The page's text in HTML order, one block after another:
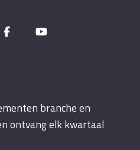
branche en
ontvang elk kwartaal